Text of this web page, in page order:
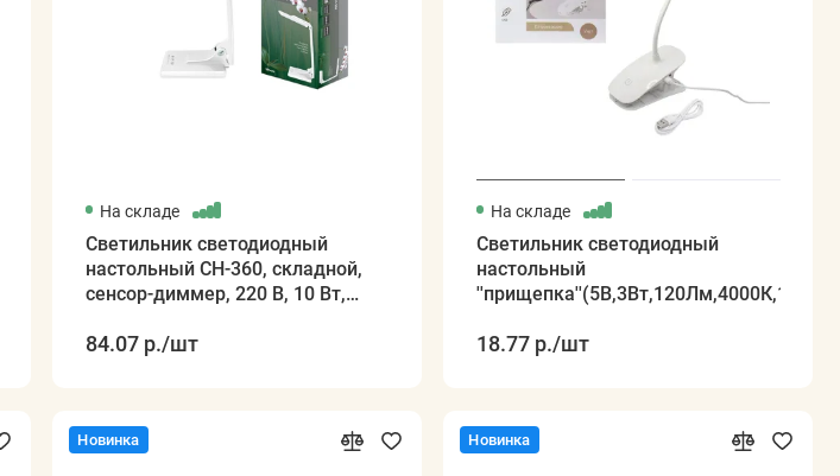
На складе
Светильник светодиодный
настольный СН-360, складной,
сенсор-диммер, 220 В, 10 Вт,
84.07 р./шт
На складе
Светильник светодиодный
настольный
18.77 р./шт
Новинка Новинка